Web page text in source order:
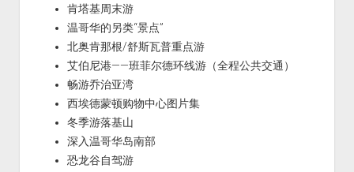
肯塔基周末游
温哥华的另类“景点”
北奥肯那根/舒斯瓦普重点游
艾伯尼港——班菲尔德环线游（全程公共交通）
畅游乔治亚湾
西埃德蒙顿购物中心图片集
冬季游落基山
深入温哥华岛南部
恐龙谷自驾游